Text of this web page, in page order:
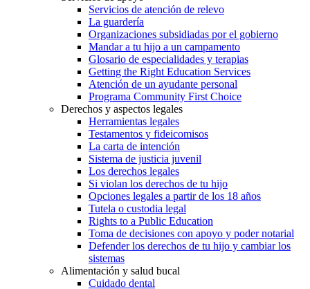
Servicios de atención de relevo
La guardería
Organizaciones subsidiadas por el gobierno
Mandar a tu hijo a un campamento
Glosario de especialidades y terapias
Getting the Right Education Services
Atención de un ayudante personal
Programa Community First Choice
Derechos y aspectos legales
Herramientas legales
Testamentos y fideicomisos
La carta de intención
Sistema de justicia juvenil
Los derechos legales
Si violan los derechos de tu hijo
Opciones legales a partir de los 18 años
Tutela o custodia legal
Rights to a Public Education
Toma de decisiones con apoyo y poder notarial
Defender los derechos de tu hijo y cambiar los
sistemas
Alimentación y salud bucal
Cuidado dental